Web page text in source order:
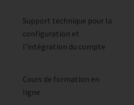
Support technique pour la
configuration et
l’intégration du compte
Cours de formation en
ligne